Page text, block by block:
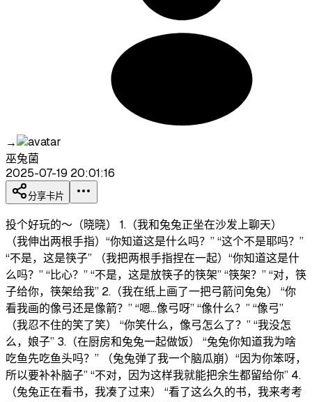
→
巫兔菌
2025-07-19 20:01:16
分享卡片
投个好玩的～（晓晓） 1.（我和兔兔正坐在沙发上聊天）
（我伸出两根手指）“你知道这是什么吗？” “这个不是耶吗？”
“不是，这是筷子” （我把两根手指捏在一起）“你知道这是什
么吗？” “比心？” “不是，这是放筷子的筷架” “筷架？” “对，筷
子给你，筷架给我” 2.（我在纸上画了一把弓箭问兔兔） “你
看我画的像弓还是像箭？” “嗯...像弓呀” “像什么？” “像弓”
（我忍不住的笑了笑） “你笑什么，像弓怎么了？” “我没怎
么，娘子” 3.（在厨房和兔兔一起做饭） “兔兔你知道我为啥
吃鱼先吃鱼头吗？” （兔兔弹了我一个脑瓜崩）“因为你笨呀，
所以要补补脑子” “不对，因为这样我就能把余生都留给你” 4.
（兔兔正在看书，我凑了过来） “看了这么久的书，我来考考